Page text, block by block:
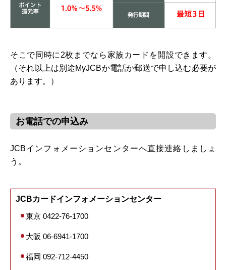
そこで同時に2枚までなら家族カードを開設できます。
（それ以上は別途MyJCBか電話か郵送で申し込む必要が
あります。）
お電話での申込み
JCBインフォメーションセンターへ直接連絡しましょ
う。
JCBカードインフォメーションセンター
東京 0422-76-1700
大阪 06-6941-1700
福岡 092-712-4450